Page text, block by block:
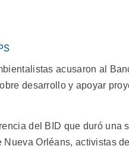
acusaron al
desarrollo y apoyar
del BID que duró una
Nueva Orléans, activistas